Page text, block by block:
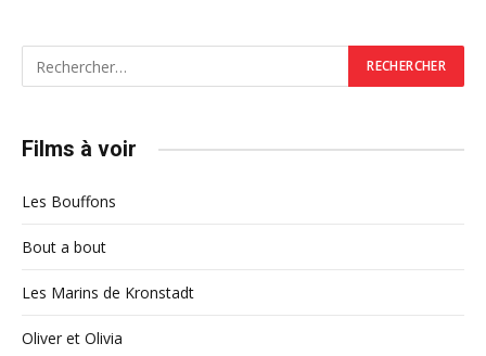
Films à voir
Les Bouffons
Bout a bout
Les Marins de Kronstadt
Oliver et Olivia